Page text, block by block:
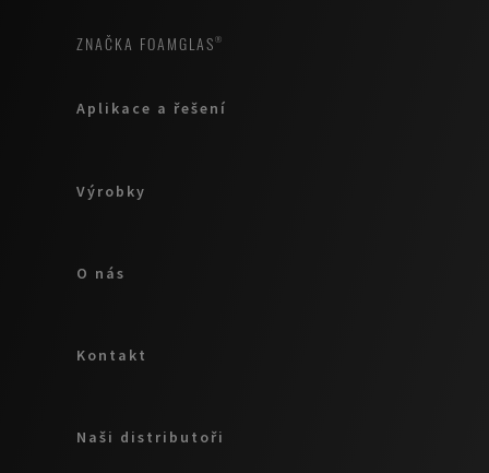
ZNAČKA FOAMGLAS®
Aplikace a řešení
Výrobky
O nás
Kontakt
Naši distributoři